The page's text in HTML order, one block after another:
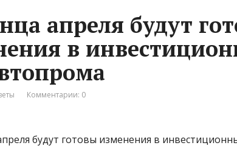
апреля будут
в
Комментарии: 0